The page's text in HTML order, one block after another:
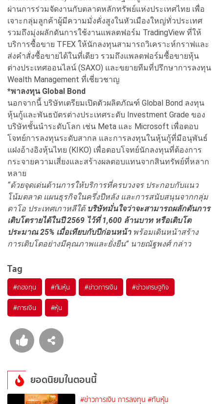
ผ่านการร่วมจัดงานกับตลาดหลักทรัพย์แห่งประเทศไทย เพื่อ
เจาะกลุ่มลูกค้าผู้มีความมั่งคั่งสูงในหัวเมืองใหญ่ทั่วประเทศ
รวมถึงมุ่งผลักดันการใช้งานแพลตฟอร์ม TradingView ที่ให้
บริการซื้อขาย TFEX ให้นักลงทุนสามารถวิเคราะห์กราฟและ
ส่งคำสั่งซื้อขายได้ในที่เดียว รวมถึงแพลตฟอร์มซื้อขายหุ้น
ต่างประเทศออนไลน์ (SAXO) และขยายทีมที่ปรึกษาการลงทุน
Wealth Management ที่เชี่ยวชาญ
*พาลงทุน Global Bond
นอกจากนี้ บริษัทเตรียมเปิดตัวผลิตภัณฑ์ Global Bond ลงทุน
หุ้นกู้และพันธบัตรต่างประเทศระดับ Investment Grade ของ
บริษัทชั้นนำระดับโลก เช่น Meta และ Microsoft เพื่อตอบ
โจทย์การลงทุนระดับสากล และการลงทุนในหุ้นกู้ที่มีอนุพันธ์
แฝงอ้างอิงหุ้นไทย (KIKO) เพื่อตอบโจทย์นักลงทุนที่ต้องการ
กระจายความเสี่ยงและสร้างผลตอบแทนจากสินทรัพย์ที่หลาก
หลาย
“ด้วยจุดเด่นด้านการให้บริการที่ครบวงจร ประกอบกับแนว
โน้มตลาด แผนธุรกิจในครึ่งปีหลัง และการสนับสนุนจากกลุ่ม
ดาโอ ประเทศเกาหลีใต้บริษัทมั่นใจว่าจะสามารถผลักดันการ
เติบโตรายได้ในปี2569 ไว้ที่ 1,600 ล้านบาท หรือเติบโต
ประมาณ 25% เมื่อเทียบกับปีก่อนหน้าพร้อมเดินหน้าสร้าง
การเติบโตอย่างมีคุณภาพและยั่งยืน” นายณัฐพงศ์ กล่าว
Tag
#กองทุน #ทันหุ้น #ข่าวการเงิน #ข่าวเศรษฐกิจ
#การเงิน #หุ้น
ยอดนิยมในตอนนี้
#ข่าวการเงิน การลงทุน #ทันหุ้น